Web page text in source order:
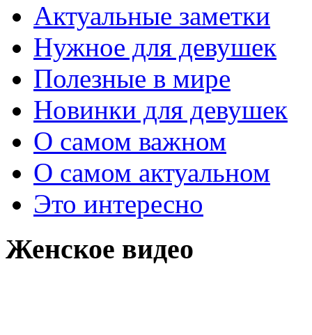
Актуальные заметки
Нужное для девушек
Полезные в мире
Новинки для девушек
О самом важном
О самом актуальном
Это интересно
Женское видео